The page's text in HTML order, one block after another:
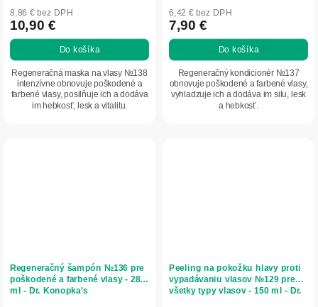
8,86 € bez DPH
10,90 €
Do košíka
Regeneračná maska na vlasy №138
intenzívne obnovuje poškodené a
farbené vlasy, posilňuje ich a dodáva
im hebkosť, lesk a vitalitu.
6,42 € bez DPH
7,90 €
Do košíka
Regeneračný kondicionér №137
obnovuje poškodené a farbené vlasy,
vyhladzuje ich a dodáva im silu, lesk
a hebkosť.
Regeneračný šampón №136 pre
poškodené a farbené vlasy - 280
ml - Dr. Konopka's
Peeling na pokožku hlavy proti
vypadávaniu vlasov №129 pre
všetky typy vlasov - 150 ml - Dr.